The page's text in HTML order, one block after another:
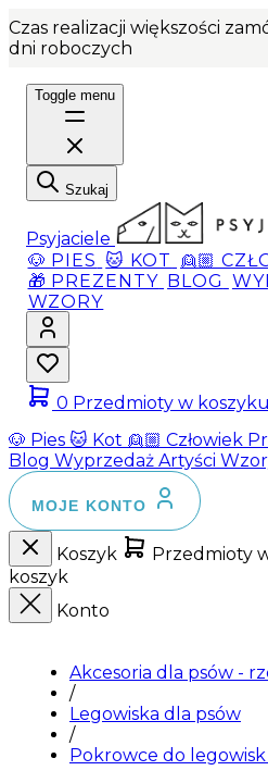
Czas realizacji większości
dni roboczych
Toggle menu
Szukaj
Psyjaciele
🐶 PIES 🐱 KOT 👱🏼
🎁 PREZENTY BLOG
WZORY
0 Przedmioty w
🐶 Pies 🐱 Kot 👱🏼 Człowiek
Blog Wyprzedaż Artyści
MOJE KONTO
Koszyk
Przedmioty
koszyk
Konto
Akcesoria dla psów -
/
Legowiska dla psów
/
Pokrowce do